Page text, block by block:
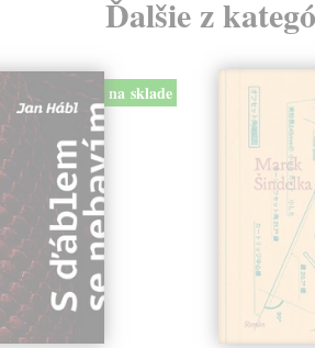
Ďalšie z
na sklade